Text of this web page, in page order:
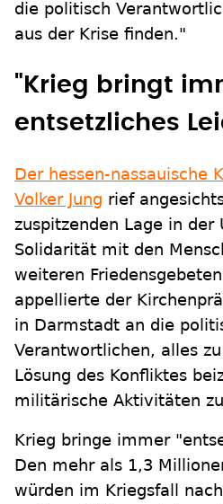
die politisch
aus der Krise finden."
"Krieg bringt
entsetzliches
Der hessen-nassauische
Volker Jung rief
zuspitzenden Lage in der
Solidarität mit den
weiteren
appellierte der
in Darmstadt an die
Verantwortlichen, alles
Lösung des Konfliktes
militärische Aktivitäten
Krieg bringe immer
Den mehr als 1,3
würden im Kriegsfall